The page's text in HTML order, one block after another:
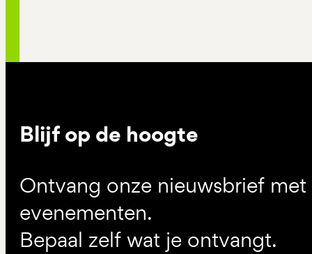
Blijf op de hoogte
Ontvang onze nieuwsbrief
evenementen.
Bepaal zelf wat je ontvangt.